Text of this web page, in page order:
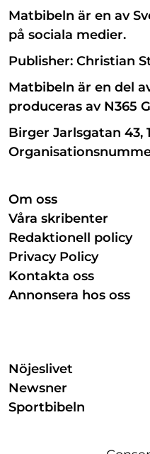
Matbibeln är en av
på sociala medier.
Publisher: Christian
Matbibeln är en del
produceras av N365
Birger Jarlsgatan 43,
Om oss
Våra skribenter
Redaktionell policy
Privacy Policy
Kontakta oss
Annonsera hos oss
Nöjeslivet
Newsner
Sportbibeln